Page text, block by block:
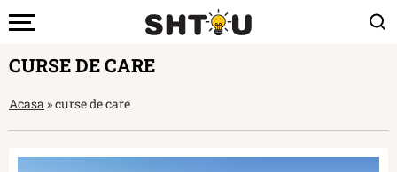
CURSE DE CARE
Acasa »curse de care